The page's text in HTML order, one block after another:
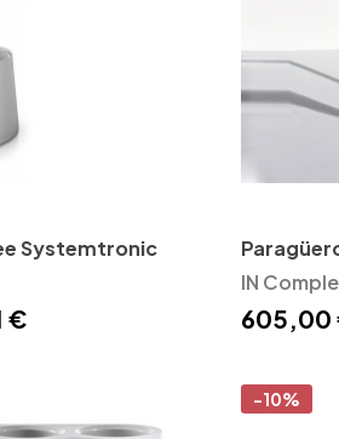
Systemtronic
€
IN
605,00
-10%